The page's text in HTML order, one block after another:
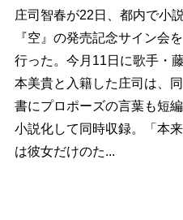
庄司智春が22日、都内で小説
『空』の発売記念サイン会を
行った。今月11日に歌手・
本美貴と入籍した庄司は、同
書にプロポーズの言葉も短編
小説化して同時収録。「本来
は彼女だけのた...